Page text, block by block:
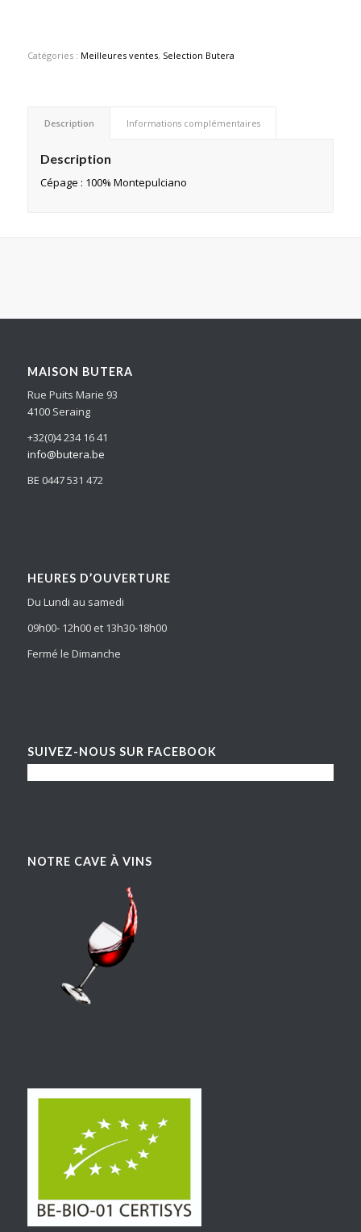
Catégories : Meilleures ventes, Selection Butera
Description Informations complémentaires
Description
Cépage : 100% Montepulciano
MAISON BUTERA
Rue Puits Marie 93
4100 Seraing
+32(0)4 234 16 41
info@butera.be
BE 0447 531 472
HEURES D’OUVERTURE
Du Lundi au samedi
09h00- 12h00 et 13h30-18h00
Fermé le Dimanche
SUIVEZ-NOUS SUR FACEBOOK
NOTRE CAVE À VINS